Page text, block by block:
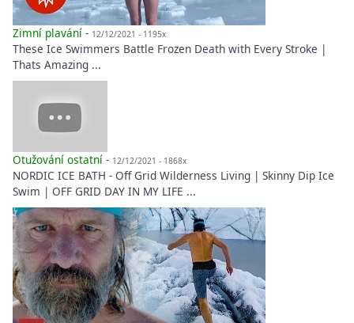
Zimní plavání - 12/12/2021 - 1195x
These Ice Swimmers Battle Frozen Death with Every Stroke |
Thats Amazing ...
Otužování ostatní - 12/12/2021 - 1868x
NORDIC ICE BATH - Off Grid Wilderness Living | Skinny Dip Ice
Swim | OFF GRID DAY IN MY LIFE ...